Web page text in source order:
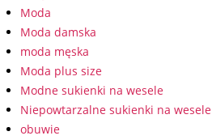
Moda
Moda damska
moda męska
Moda plus size
Modne sukienki na wesele
Niepowtarzalne sukienki na wesele
obuwie